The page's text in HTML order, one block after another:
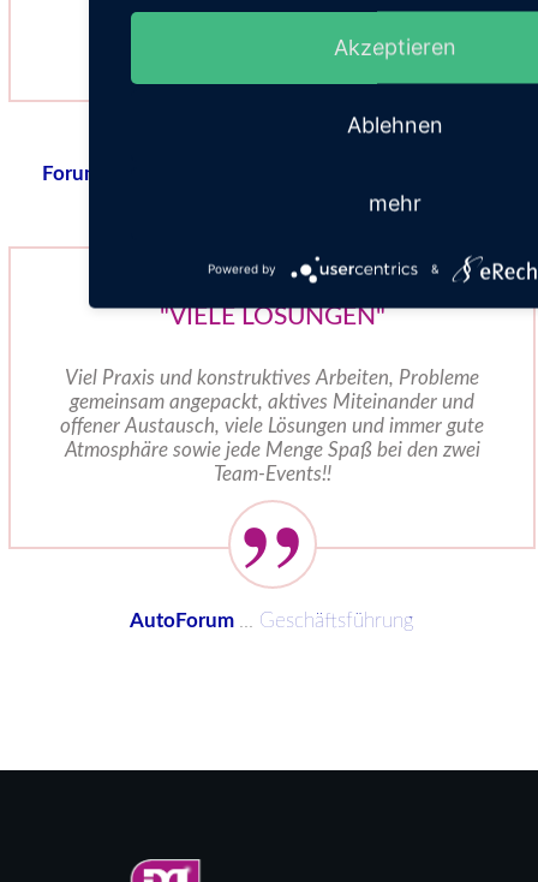
Forum der Technik
"VIELE LÖSUNGEN"
Viel Praxis und konstruktives Arbeiten, Probleme
gemeinsam angepackt, aktives Miteinander und
offener Austausch, viele Lösungen und immer gute
Atmosphäre sowie jede Menge Spaß bei den zwei
Team-Events!!
AutoForum Geschäftsführung
Akzeptieren
Ablehnen
mehr
Powered by &